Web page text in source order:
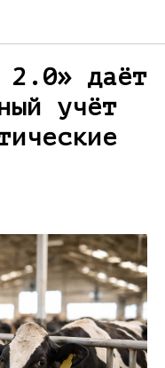
2.0» даёт
учёт